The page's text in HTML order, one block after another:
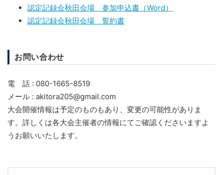
認定記録会秋田会場 参加申込書（Word）
認定記録会秋田会場 誓約書
お問い合わせ
電 話 : 080-1665-8519
メール : akitora205@gmail.com
大会開催情報は予定のものもあり、変更の可能性がありま
す。詳しくは各大会主催者の情報にてご確認くださいますよ
うお願いいたします。